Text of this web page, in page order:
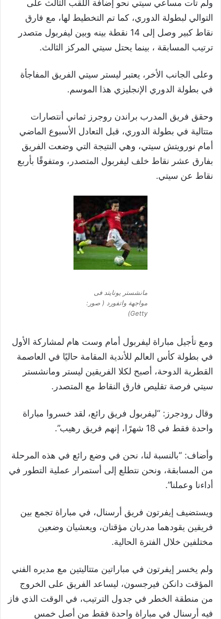
ولم تأت مساعي سيتي نحو إضافة اللقب الثالث على
التوالي لبطولة الدوري، كما تم التخطيط لها، مع فارق
نقاط كبير وصل إلى 14 نقطة بينه وبين ليفربول متصدر
ترتيب المسابقة ، بينما يحتل سيتي المركز الثالث.
وعلى الجانب الأخر، يعتبر ليستر سيتي الفريق المفاجأة
في بطولة الدوري الإنجليزي هذا الموسم.
وحقق فريق المدرب براندن روجرز ثماني أنتصارات
متتالية في بطولة الدوري، قبل التعادل الأسبوع الماضي
أمام نورويتش سيتي، وهي النتيجة التي وضعت الفريق
بفارق عشر نقاط خلف ليفربول المتصدر، ومتفوقًا بأربع
نقاط عن سيتي.
مانشستر يونايتد فى
مواجهة واتفورد ( صور:
Getty)
ومع تأجيل مباراة ليفربول أمام وست هام لمشاركة الأول
في بطولة كأس العالم للأندية المقامة حاليًا في العاصمة
القطرية الدوحة، أصبح لكلا الفريقين ليستر ومانشستر
سيتي فرصة تقليص فارق النقاط مع المتصدر.
وقال رودجرز: “ليفربول فريق رائع، لقد خسروا مباراة
واحدة فقط في 18 شهرًا، إنهم فريق رهيب”.
وأضاف: “بالنسبة لنا، نحن في وضع رائع في هذه المرحلة
من المسابقة، ونحن نتطلع إلى أستمرار عملية التطور في
أداءنا وعملنا”.
ويستضيف إيفرتون فريق أرسنال، في مباراة تجمع بين
فريقين يقودهما مدربان مؤقتان، ويعشيان وضعين
مختلفين خلال الفترة الحالية.
ولم يخسر إيفرتون في مباراتين متتاليتين مع مديره الفني
المؤقت دانكن فيرجسون، ليساعد الفريق على الخروج
من منطقة الخطر في جدول الترتيب، في الوقت الذي فاز
فيه أرسنال في مباراة واحدة فقط من أصل خمس